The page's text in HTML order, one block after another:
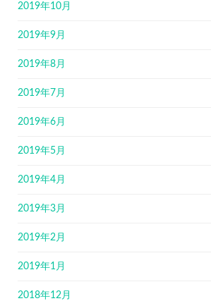
2019年10月
2019年9月
2019年8月
2019年7月
2019年6月
2019年5月
2019年4月
2019年3月
2019年2月
2019年1月
2018年12月